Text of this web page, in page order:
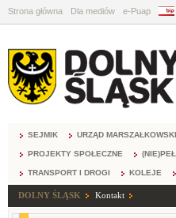
Strona główna Dla mediów e-Puap BIP
SEJMIK URZĄD MARSZAŁKOWSKI
PROJEKTY SPOŁECZNE
TRANSPORT I DROGI KOLEJE
DOLNY ŚLĄSK Kontakt